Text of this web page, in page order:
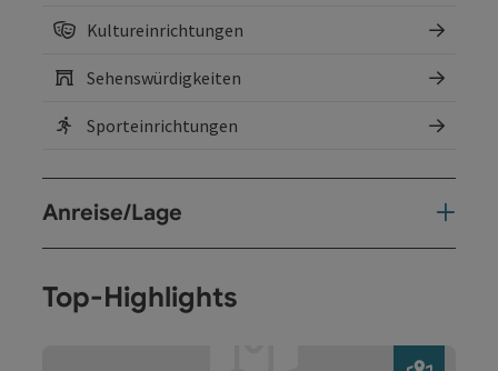
Kultureinrichtungen
Sehenswürdigkeiten
Sporteinrichtungen
Anreise/Lage
Top-Highlights